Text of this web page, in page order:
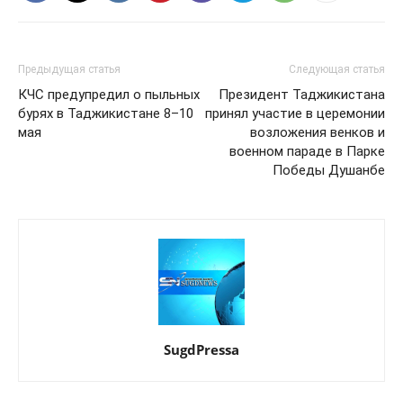
Предыдущая статья
КЧС предупредил о пыльных
бурях в Таджикистане 8–10
мая
Следующая статья
Президент Таджикистана
принял участие в церемонии
возложения венков и
военном параде в Парке
Победы Душанбе
SugdPressa